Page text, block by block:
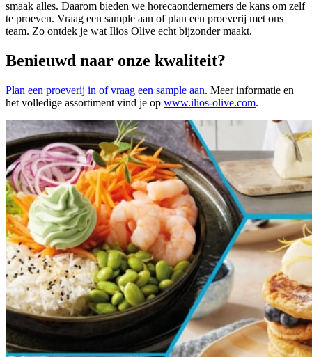
smaak alles. Daarom bieden we horecaondernemers de kans om zelf
te proeven. Vraag een sample aan of plan een proeverij met ons
team. Zo ontdek je wat Ilios Olive echt bijzonder maakt.
Benieuwd naar onze kwaliteit?
Plan een proeverij in of vraag een sample aan. Meer informatie en
het volledige assortiment vind je op www.ilios-olive.com.